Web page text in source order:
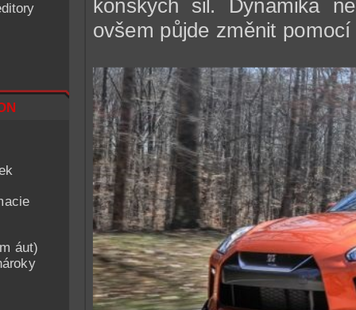
áut)
koňských sil. Dynamika
ovšem půjde změnit